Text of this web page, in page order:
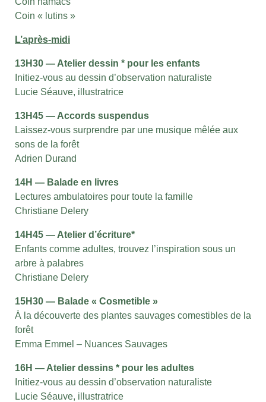
Coin « lutins »
L’après-midi
13H30 — Atelier dessin * pour les enfants
Initiez-vous au dessin d’observation naturaliste
Lucie Séauve, illustratrice
13H45 — Accords suspendus
Laissez-vous surprendre par une musique mêlée aux
sons de la forêt
Adrien Durand
14H — Balade en livres
Lectures ambulatoires pour toute la famille
Christiane Delery
14H45 — Atelier d’écriture*
Enfants comme adultes, trouvez l’inspiration sous un
arbre à palabres
Christiane Delery
15H30 — Balade « Cosmetible »
À la découverte des plantes sauvages comestibles de la
forêt
Emma Emmel – Nuances Sauvages
16H — Atelier dessins * pour les adultes
Initiez-vous au dessin d’observation naturaliste
Lucie Séauve, illustratrice